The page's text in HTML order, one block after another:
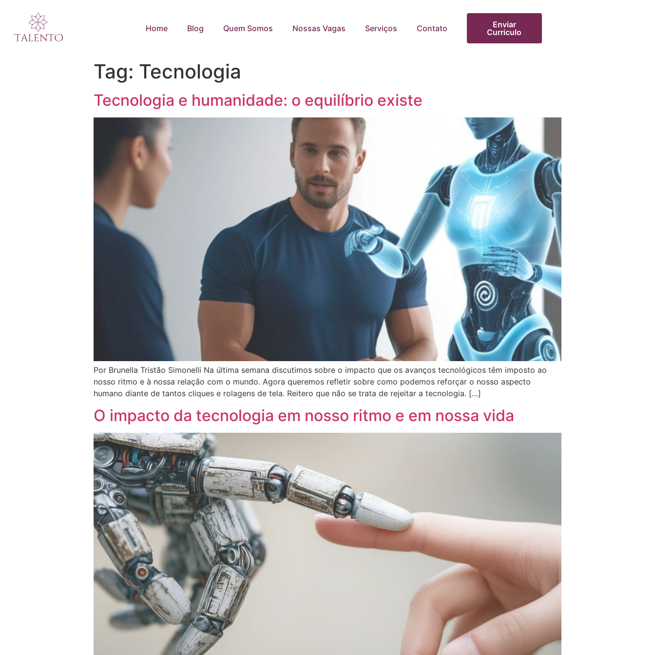
Home Blog Quem Somos Nossas Vagas Serviços Contato
Enviar
Curriculo
Tag: Tecnologia
Tecnologia e humanidade: o equilíbrio existe
Por Brunella Tristão Simonelli Na última semana discutimos sobre o impacto que os avanços tecnológicos têm imposto ao
nosso ritmo e à nossa relação com o mundo. Agora queremos refletir sobre como podemos reforçar o nosso aspecto
humano diante de tantos cliques e rolagens de tela. Reitero que não se trata de rejeitar a tecnologia. […]
O impacto da tecnologia em nosso ritmo e em nossa vida